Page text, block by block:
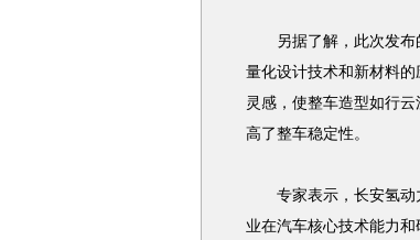
另据了解，此次发布
量化设计技术和新材料
灵感，使整车造型如行
高了整车稳定性。
专家表示，长安氢动
业在汽车核心技术能力